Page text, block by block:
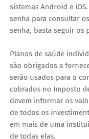
sistemas Android e
senha para consultar
senha, basta seguir os
Planos de saúde
são obrigados a
serão usados para o
cobrados no Imposto
devem informar os
de todos os
em mais de uma
de todas elas.